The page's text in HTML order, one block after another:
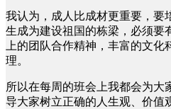
我认为，成人比成材更重要，要
生成为建设祖国的栋梁，必须要
上的团队合作精神，丰富的文
理。
所以在每周的班会上我都会为大
导大家树立正确的人生观、价值